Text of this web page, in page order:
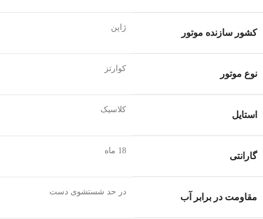
کشور سازنده موتور
ژاپن
نوع موتور
کوارتز
استایل
کلاسیک
گارانتی
18 ماه
مقاومت در برابر آب
در حد شستشوی دست